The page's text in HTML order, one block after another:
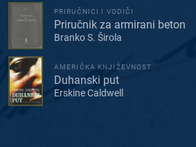
PRIRUČNICI I VODIČI
Priručnik za armirani beton
Branko S. Širola
AMERIČKA KNJIŽEVNOST
Duhanski put
Erskine Caldwell